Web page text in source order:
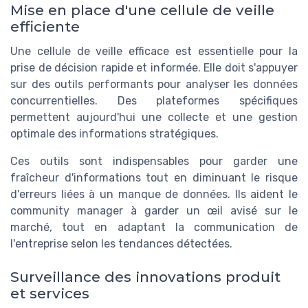
Mise en place d'une cellule de veille
efficiente
Une cellule de veille efficace est essentielle pour la
prise de décision rapide et informée. Elle doit s'appuyer
sur des outils performants pour analyser les données
concurrentielles. Des plateformes spécifiques
permettent aujourd'hui une collecte et une gestion
optimale des informations stratégiques.
Ces outils sont indispensables pour garder une
fraîcheur d'informations tout en diminuant le risque
d'erreurs liées à un manque de données. Ils aident le
community manager à garder un œil avisé sur le
marché, tout en adaptant la communication de
l'entreprise selon les tendances détectées.
Surveillance des innovations produit
et services